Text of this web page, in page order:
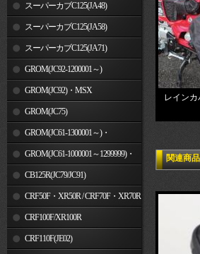
スーパーカブC125(JA48)
スーパーカブC125(JA58)
スーパーカブC125(JA71)
GROM(JC92-1200001～)
GROM(JC92)・MSX
GROM(MLHJC92)
GROM(JC75)
GROM(JC61-1300001～)・
MSX125SF
GROM(JC61-1000001～1299999)・
MSX125CB125R(JC79/JC91)
CRF50F・XR50R / CRF70F・XR70R
CRF100F/XR100R
CRF110F(JE02)
レイン
関連商品